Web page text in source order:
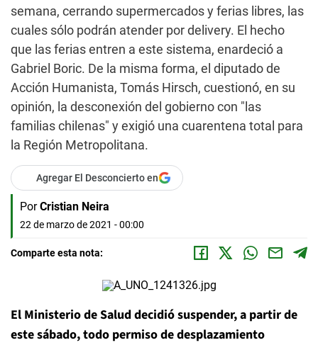
semana, cerrando supermercados y ferias libres, las
cuales sólo podrán atender por delivery. El hecho
que las ferias entren a este sistema, enardeció a
Gabriel Boric. De la misma forma, el diputado de
Acción Humanista, Tomás Hirsch, cuestionó, en su
opinión, la desconexión del gobierno con "las
familias chilenas" y exigió una cuarentena total para
la Región Metropolitana.
Agregar El Desconcierto en
Por Cristian Neira
22 de marzo de 2021 - 00:00
Comparte esta nota:
El Ministerio de Salud decidió suspender, a partir de
este sábado, todo permiso de desplazamiento